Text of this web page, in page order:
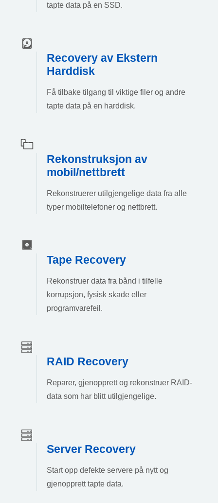
tapte data på en SSD.
Recovery av Ekstern
Harddisk
Få tilbake tilgang til viktige filer og andre
tapte data på en harddisk.
Rekonstruksjon av
mobil/nettbrett
Rekonstruerer utilgjengelige data fra alle
typer mobiltelefoner og nettbrett.
Tape Recovery
Rekonstruer data fra bånd i tilfelle
korrupsjon, fysisk skade eller
programvarefeil.
RAID Recovery
Reparer, gjenopprett og rekonstruer RAID-
data som har blitt utilgjengelige.
Server Recovery
Start opp defekte servere på nytt og
gjenopprett tapte data.